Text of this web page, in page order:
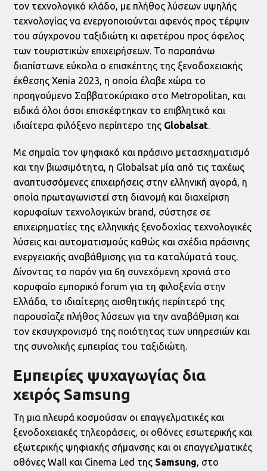
τον τεχνολογικό κλάδο, με πλήθος λύσεων υψηλής
τεχνολογίας να ενεργοποιούνται αφενός προς τέρψιν
του σύγχρονου ταξιδιώτη κι αφετέρου προς όφελος
των τουριστικών επιχειρήσεων. Το παραπάνω
διαπίστωνε εύκολα ο επισκέπτης της ξενοδοχειακής
έκθεσης Xenia 2023, η οποία έλαβε χώρα το
προηγούμενο Σαββατοκύριακο στο Metropolitan, και
ειδικά όλοι όσοι επισκέφτηκαν το επιβλητικό και
ιδιαίτερα φιλόξενο περίπτερο της Globalsat.
Με σημαία τον ψηφιακό και πράσινο μετασχηματισμό
και την βιωσιμότητα, η Globalsat μία από τις ταχέως
αναπτυσσόμενες επιχειρήσεις στην ελληνική αγορά, η
οποία πρωταγωνιστεί στη διανομή και διαχείριση
κορυφαίων τεχνολογικών brand, σύστησε σε
επιχειρηματίες της ελληνικής ξενοδοχίας τεχνολογικές
λύσεις και αυτοματισμούς καθώς και σχέδια πράσινης
ενεργειακής αναβάθμισης για τα καταλύματά τους.
Δίνοντας το παρόν για 6η συνεχόμενη χρονιά στο
κορυφαίο εμπορικό forum για τη φιλοξενία στην
Ελλάδα, το ιδιαίτερης αισθητικής περίπτερό της
παρουσίαζε πλήθος λύσεων για την αναβάθμιση και
τον εκσυγχρονισμό της ποιότητας των υπηρεσιών και
της συνολικής εμπειρίας του ταξιδιώτη.
Εμπειρίες ψυχαγωγίας δια
χειρός Samsung
Τη μια πλευρά κοσμούσαν οι επαγγελματικές και
ξενοδοχειακές τηλεοράσεις, οι οθόνες εσωτερικής και
εξωτερικής ψηφιακής σήμανσης και οι επαγγελματικές
οθόνες Wall και Cinema Led της Samsung, στο